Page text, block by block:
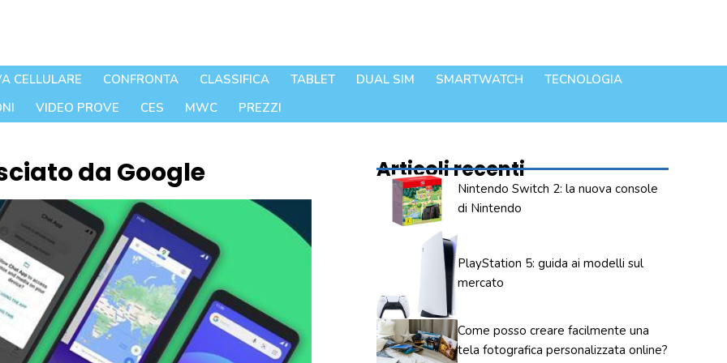
CELLULARE CONFRONTA CLASSIFICA TABLET DUAL SIM SMARTWATCH
TECNOLOGIA
VIDEO PROVE CES MWC PREZZI
da Google Articoli recenti
Nintendo Switch 2: la nuova console
di Nintendo
PlayStation 5: guida ai modelli sul
mercato
Come posso creare facilmente una
tela fotografica personalizzata online?